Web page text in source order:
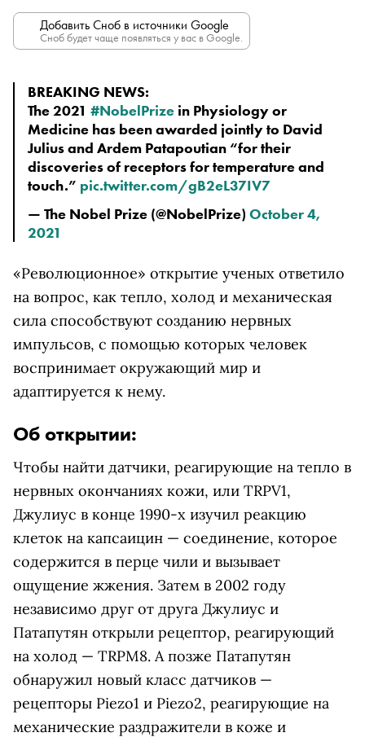
Добавить Сноб в источники Google
Сноб будет чаще появляться у вас в Google.
BREAKING NEWS:
The 2021 #NobelPrize in Physiology or
Medicine has been awarded jointly to David
Julius and Ardem Patapoutian “for their
discoveries of receptors for temperature and
touch.” pic.twitter.com/gB2eL37IV7
— The Nobel Prize (@NobelPrize) October 4,
2021
«Революционное» открытие ученых ответило
на вопрос, как тепло, холод и механическая
сила способствуют созданию нервных
импульсов, с помощью которых человек
воспринимает окружающий мир и
адаптируется к нему.
Об открытии:
Чтобы найти датчики, реагирующие на тепло в
нервных окончаниях кожи, или TRPV1,
Джулиус в конце 1990-х изучил реакцию
клеток на капсаицин — соединение, которое
содержится в перце чили и вызывает
ощущение жжения. Затем в 2002 году
независимо друг от друга Джулиус и
Патапутян открыли рецептор, реагирующий
на холод — TRPM8. А позже Патапутян
обнаружил новый класс датчиков —
рецепторы Piezo1 и Piezo2, реагирующие на
механические раздражители в коже и